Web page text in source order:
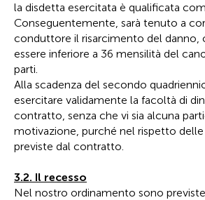
la disdetta esercitata è qualificata
Conseguentemente, sarà tenuto a
conduttore il risarcimento del danno,
essere inferiore a 36 mensilità del
parti.
Alla scadenza del secondo
esercitare validamente la facoltà di
contratto, senza che vi sia alcuna
motivazione, purché nel rispetto
previste dal contratto.
3.2. Il recesso
Nel nostro ordinamento sono